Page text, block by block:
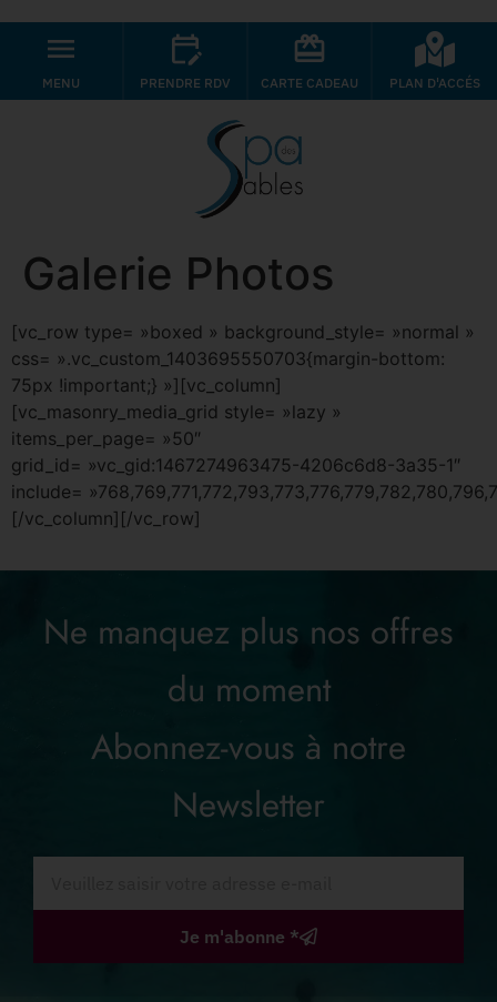
MENU PRENDRE RDV CARTE CADEAU PLAN D'ACCÉS
Galerie Photos
[vc_row type= »boxed » background_style= »normal »
css= ».vc_custom_1403695550703{margin-bottom:
75px !important;} »][vc_column]
[vc_masonry_media_grid style= »lazy »
items_per_page= »50″
grid_id= »vc_gid:1467274963475-4206c6d8-3a35-1″
include=
[/vc_column][/vc_row]
Ne manquez plus nos offres
du moment
Abonnez-vous à notre
Newsletter
J'accepte que la Spa des Sables utilise mon e-mail à des
Je m'abonne *